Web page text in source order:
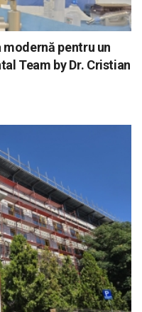
modernă pentru un
Team by Dr. Cristian